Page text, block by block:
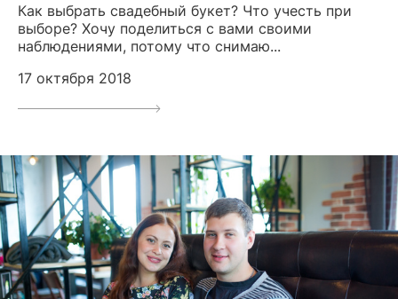
Как выбрать свадебный букет? Что учесть при
выборе? Хочу поделиться с вами своими
наблюдениями, потому что снимаю...
17 октября 2018